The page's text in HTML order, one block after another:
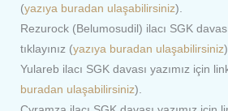
(yazıya buradan ulaşabilirsiniz).
Rezurock (Belumosudil) ilacı SGK
tıklayınız (yazıya buradan ulaşabilirsiniz
Yulareb ilacı SGK davası yazımız için
buradan ulaşabilirsiniz).